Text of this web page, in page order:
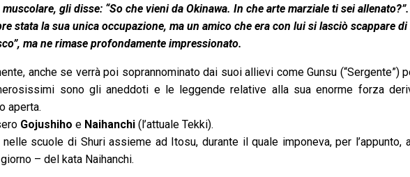
gli disse: “So che vieni da Okinawa. In che arte marziale ti sei allenato?”.
stata la sua unica occupazione, ma un amico che era con lui si lasciò scappare di
ma ne rimase profondamente impressionato.
anche se verrà poi soprannominato dai suoi allievi come Gunsu
sono gli aneddoti e le leggende relative alla sua enorme forza
aperta.
Gojushiho e Naihanchi (l’attuale Tekki).
scuole di Shuri assieme ad Itosu, durante il quale imponeva, per
– del kata Naihanchi.